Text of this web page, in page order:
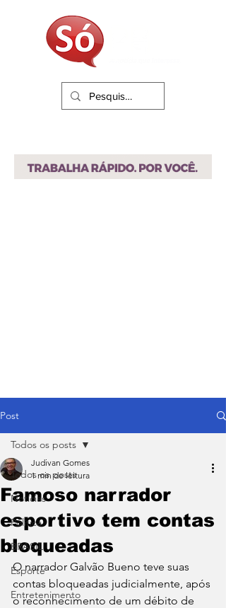
Post
Todos os posts
Notícias
Política
BRASIL
Esporte
Entretenimento
Todos os posts
Famoso narrador
esportivo tem contas
bloqueadas
Judivan Gomes
1 min de leitura
O narrador Galvão Bueno teve suas
contas bloqueadas judicialmente, após
o reconhecimento de um débito de